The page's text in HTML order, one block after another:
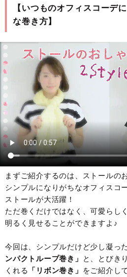
【いつものオフィスコーデ
な巻き方】
まずご紹介するのは、ストールの
シンプルになりがちなオフィスコ
ストールが大活躍！
ただ巻くだけではなく、可愛らし
明るく見せることができますよ♪
今回は、シンプルだけど少し凝っ
ンパクトループ巻き」
と、とびき
くれる
「リボン巻き」
をご紹介し